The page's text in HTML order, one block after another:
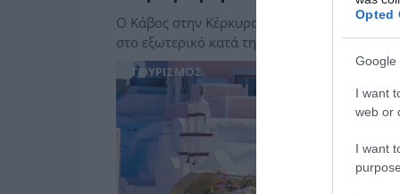
Opted
Google
I want
web or
I want
Ο Κάβος στην Κέρκυρα είναι ο φθηνότερος
στο εξωτερικό κατά την περίοδο των
ΤΟΥΡΙΣΜΟΣ